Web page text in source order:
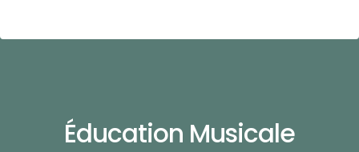
Éducation Musicale